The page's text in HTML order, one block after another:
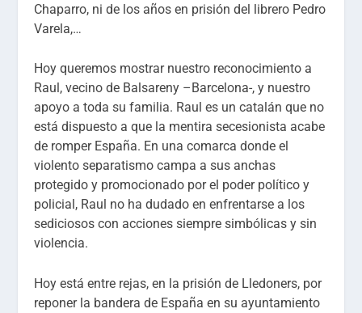
Chaparro, ni de los años en prisión del librero Pedro
Varela,…
Hoy queremos mostrar nuestro reconocimiento a
Raul , vecino de Balsareny –Barcelona-, y nuestro
apoyo a toda su familia. Raul es un catalán que no
está dispuesto a que la mentira secesionista acabe
de romper España. En una comarca donde el
violento separatismo campa a sus anchas
protegido y promocionado por el poder político y
policial, Raul no ha dudado en enfrentarse a los
sediciosos con acciones siempre simbólicas y sin
violencia.
Hoy está entre rejas, en la prisión de Lledoners, por
reponer la bandera de España en su ayuntamiento